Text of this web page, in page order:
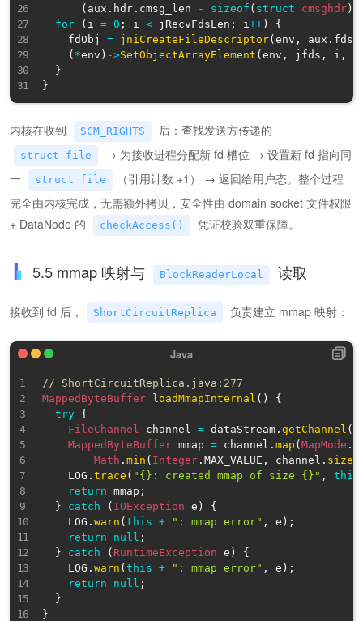
( aux . hdr . cmsg_len - sizeof ( struct cmsghdr )
for
( i = 0 ; i < jRecvFdsLen ; i ++ )
{
    fdObj
= jniCreateFileDescriptor( env , aux . fds
( *env ) ->SetObjectArrayElement ( env , jfds , i ,
}
}
内核在收到 SCM_RIGHTS 后：查找发送方传递的
struct file
→ 为接收进程分配新 fd 槽位 → 设置新 fd 指向同
一
struct file
（引用计数 +1） → 返回给用户态。整个过程
完全由内核完成，无需额外拷贝，安全性由 domain socket 文件权限
+ DataNode 的
checkAccess() 凭证校验双重保障。
5.5 mmap 映射与 BlockReaderLocal 读取
接收到 fd 后， ShortCircuitReplica 负责建立 mmap 映射：
// ShortCircuitReplica.java:277
MappedByteBuffer
loadMmapInternal ( )
{
try
{
FileChannel
channel = dataStream . getChannel (
MappedByteBuffer mmap = channel . map ( MapMode .
Math . min ( Integer . MAX_VALUE , channel . size
    LOG
. trace ( "{}: created mmap of size {}" , this
return mmap ;
}
catch ( IOException e )
{
    LOG
. warn ( this + ": mmap error" , e ) ;
return
null ;
}
catch ( RuntimeException e )
{
    LOG
. warn ( this + ": mmap error" , e ) ;
return
null ;
}
}